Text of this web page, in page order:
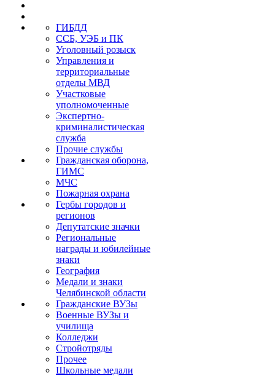
ГИБДД
ССБ, УЭБ и ПК
Уголовный розыск
Управления и
территориальные
отделы МВД
Участковые
уполномоченные
Экспертно-
криминалистическая
служба
Прочие службы
Гражданская оборона,
ГИМС
МЧС
Пожарная охрана
Гербы городов и
регионов
Депутатские значки
Региональные
награды и юбилейные
знаки
География
Медали и знаки
Челябинской области
Гражданские ВУЗы
Военные ВУЗы и
училища
Колледжи
Стройотряды
Прочее
Школьные медали